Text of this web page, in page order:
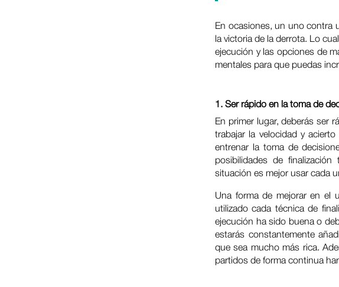
En ocasiones, un uno contra
la victoria de la derrota. Lo
ejecución y las opciones de
mentales para que puedas
1. Ser rápido en la toma de
En primer lugar, deberás ser
trabajar la velocidad y
entrenar la toma de
posibilidades de
situación es mejor usar cada
Una forma de mejorar en el
utilizado cada técnica de
ejecución ha sido buena o
estarás constantemente
que sea mucho más rica.
partidos de forma continua